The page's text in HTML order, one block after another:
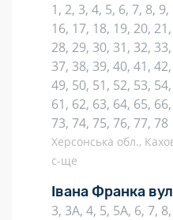
1, 2, 3, 4, 5, 6, 7, 8,
16, 17, 18, 19, 20,
28, 29, 30, 31, 32,
37, 38, 39, 40, 41,
49, 50, 51, 52, 53,
61, 62, 63, 64, 65,
73, 74, 75, 76, 77, 78
Херсонська обл.,
с-ще
Івана Франка
3, 3А, 4, 5, 5А, 6, 7,